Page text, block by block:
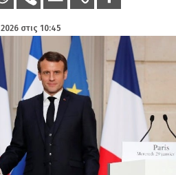
στις 10:45